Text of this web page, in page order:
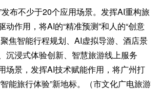
发布不少于20个应用场景。发挥AI重构旅
动作用，将AI的“精准预测”和人的“创意
焦智能行程规划、AI虚拟导游、酒店景
沉浸式体验创新、智慧旅游线上服务
场景，发挥AI技术赋能作用，将广州打
能旅行体验”新地标。（市文化广电旅游